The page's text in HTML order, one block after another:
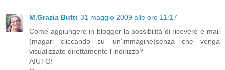
M.Grazia Butti 31 maggio 2009 alle ore 11:17
Come aggiungere in blogger la possibilità di ricevere e-mail
(magari cliccando su un'immagine)senza che venga
visualizzato direttamente l'indirizzo?
AIUTO!